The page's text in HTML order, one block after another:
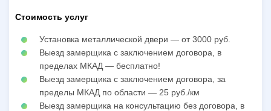
Стоимость услуг
Установка металлической двери — от 3000 руб.
Выезд замерщика с заключением договора, в
пределах МКАД — бесплатно!
Выезд замерщика с заключением договора, за
пределы МКАД по области — 25 руб./км
Выезд замерщика на консультацию без договора, в